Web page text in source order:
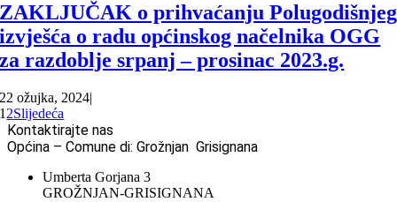
ZAKLJUČAK o prihvaćanju Polugodišnjeg
izvješća o radu općinskog načelnika OGG
za razdoblje srpanj – prosinac 2023.g.
22 ožujka, 2024|
1 2Slijedeća
Kontaktirajte nas
Općina – Comune di: Grožnjan Grisignana
Umberta Gorjana 3
GROŽNJAN-GRISIGNANA